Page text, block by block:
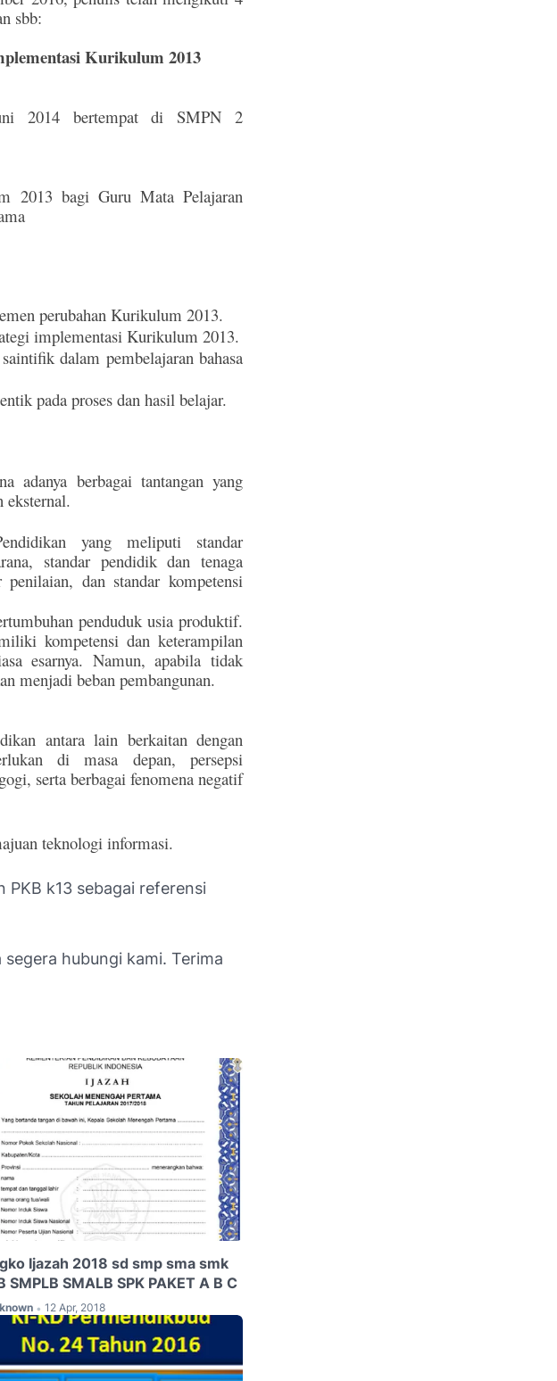
sbb:
Kurikulum 2013
2014 bertempat di SMPN 2
2013 bagi Guru Mata Pelajaran
perubahan Kurikulum 2013.
implementasi Kurikulum 2013.
dalam pembelajaran bahasa
pada proses dan hasil belajar.
adanya berbagai tantangan yang
eksternal.
yang meliputi standar
standar pendidik dan tenaga
penilaian, dan standar kompetensi
penduduk usia produktif.
kompetensi dan keterampilan
esarnya. Namun, apabila tidak
menjadi beban pembangunan.
antara lain berkaitan dengan
di masa depan, persepsi
serta berbagai fenomena negatif
teknologi informasi.
k13 sebagai referensi
hubungi kami. Terima
Ijazah 2018 sd smp sma smk
SMPLB SMALB SPK PAKET A B C
• 12 Apr, 2018